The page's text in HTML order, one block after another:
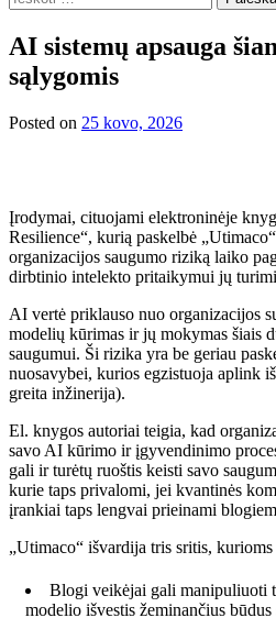
AI sistemų apsauga
sąlygomis
Posted on 25 kovo, 2026
Įrodymai, cituojami elektroninėje
Resilience“, kurią paskelbė
organizacijos saugumo riziką laiko
dirbtinio intelekto pritaikymui jų
AI vertė priklauso nuo organizacijos
modelių kūrimas ir jų mokymas šiais
saugumui. Ši rizika yra be geriau
nuosavybei, kurios egzistuoja aplink
greita inžinerija).
El. knygos autoriai teigia, kad
savo AI kūrimo ir įgyvendinimo
gali ir turėtų ruoštis keisti savo
kurie taps privalomi, jei kvantinės
įrankiai taps lengvai prieinami
„Utimaco“ išvardija tris sritis, kurioms
Blogi veikėjai gali manipuliuoti
modelio išvestis žeminančius